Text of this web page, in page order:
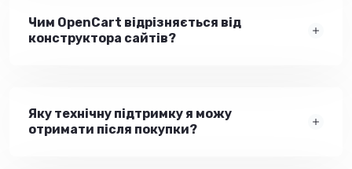
Чим OpenCart відрізняється від
конструктора сайтів?
Яку технічну підтримку я можу
отримати після покупки?